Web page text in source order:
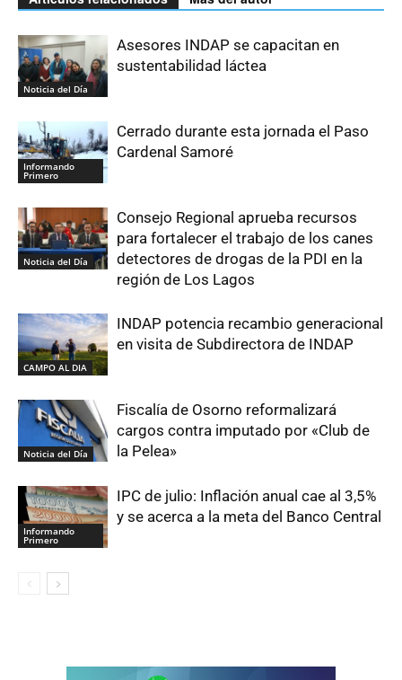
Noticia del Día
Asesores INDAP se capacitan en
sustentabilidad láctea
Informando
Primero
Cerrado durante esta jornada el Paso
Cardenal Samoré
Noticia del Día
Consejo Regional aprueba recursos
para fortalecer el trabajo de los canes
detectores de drogas de la PDI en la
región de Los Lagos
CAMPO AL DIA
INDAP potencia recambio generacional
en visita de Subdirectora de INDAP
Noticia del Día
Fiscalía de Osorno reformalizará
cargos contra imputado por «Club de
la Pelea»
Informando
Primero
IPC de julio: Inflación anual cae al 3,5%
y se acerca a la meta del Banco Central